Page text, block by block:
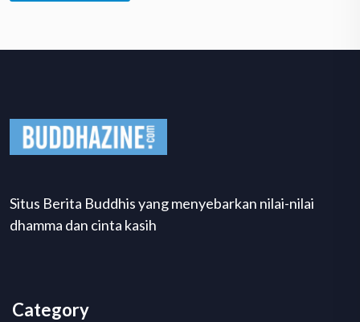
Situs Berita Buddhis yang menyebarkan nilai-nilai
dhamma dan cinta kasih
Category